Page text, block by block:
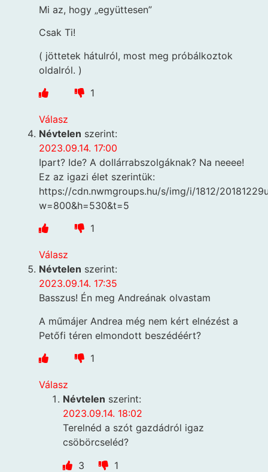
Mi az, hogy „együttesen”
Csak Ti!
( jöttetek hátulról, most meg próbálkoztok
oldalról. )
1
Válasz
Névtelen szerint:
2023.09.14. 17:00
Ipart? Ide? A dollárrabszolgáknak? Na neeee!
Ez az igazi élet szerintük:
https://cdn.nwmgroups.hu/s/img/i/1812/
w=800&h=530&t=5
1
Válasz
Névtelen szerint:
2023.09.14. 17:35
Basszus! Én meg Andreának olvastam
A műmájer Andrea még nem kért elnézést a
Petőfi téren elmondott beszédéért?
1
Válasz
Névtelen szerint:
2023.09.14. 18:02
Terelnéd a szót gazdádról igaz
csöbörcseléd?
3
1